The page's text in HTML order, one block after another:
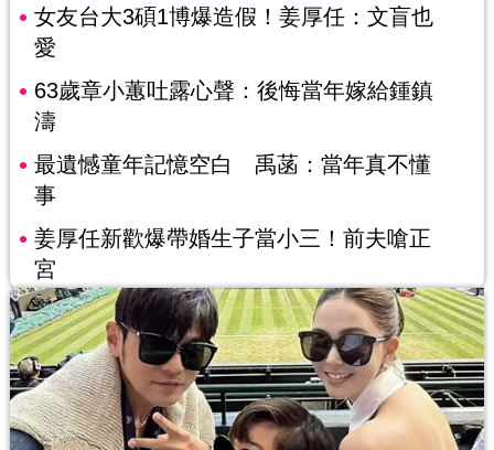
女友台大3碩1博爆造假！姜厚任：文盲也
愛
63歲章小蕙吐露心聲：後悔當年嫁給鍾鎮
濤
最遺憾童年記憶空白 禹菡：當年真不懂
事
姜厚任新歡爆帶婚生子當小三！前夫嗆正
宮